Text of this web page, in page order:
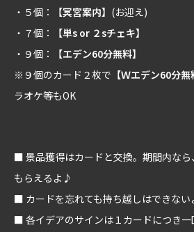
・５個：
【冥宮案内】 (お迎え)
・７個：
【単s or ２sチェキ】
・９個：
【エデン60分無料】
※９個のカード２枚で 【Ｗエデン60分無
ラオケ等もOK
■ 景品獲得はカードと交換。期間内な
もらえるよ♪
■ カードを忘れても持ち越しはできない
■ 各イデアのサインは１カードにつき一